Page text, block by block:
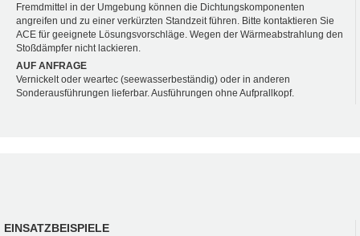
Fremdmittel in der Umgebung können die Dichtungskomponenten
angreifen und zu einer verkürzten Standzeit führen. Bitte kontaktieren Sie
ACE für geeignete Lösungsvorschläge. Wegen der Wärmeabstrahlung den
Stoßdämpfer nicht lackieren.
AUF ANFRAGE
Vernickelt oder weartec (seewasserbeständig) oder in anderen
Sonderausführungen lieferbar. Ausführungen ohne Aufprallkopf.
EINSATZBEISPIELE